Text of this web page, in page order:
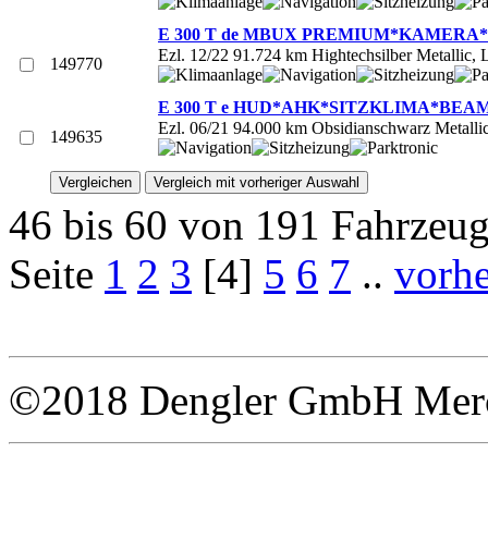
149770
E 300 T de MBUX
Ezl. 12/22 91.724 km Hightechsilber
149635
E 300 T e
Ezl. 06/21 94.000 km Obsidianschwarz
46 bis 60 von 191
Seite 1 2 3 [4] 5 6 7 ..
©2018 Dengler GmbH